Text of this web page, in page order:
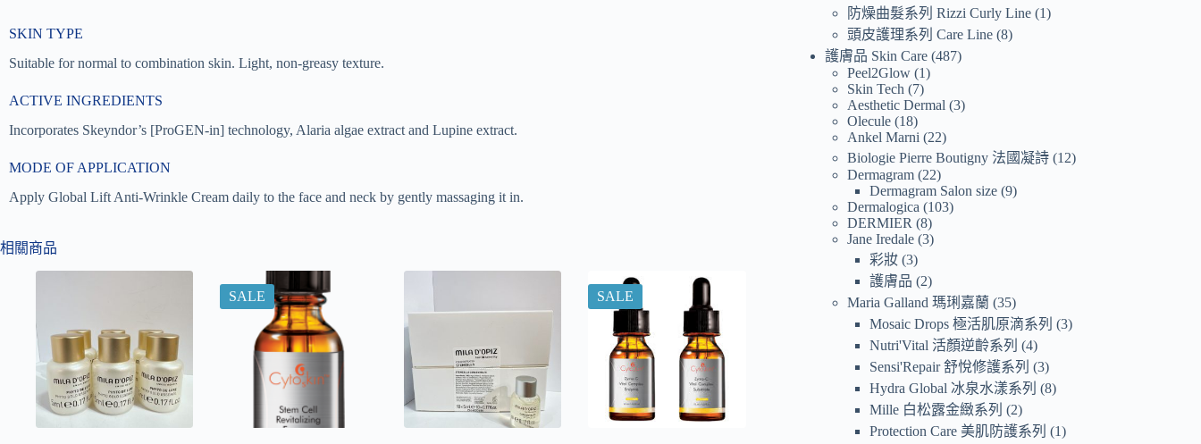
SKIN TYPE
Suitable for normal to combination skin. Light, non-greasy texture.
ACTIVE INGREDIENTS
Incorporates Skeyndor’s [ProGEN-in] technology, Alaria algae extract and Lupine extract.
MODE OF APPLICATION
Apply Global Lift Anti-Wrinkle Cream daily to the face and neck by gently massaging it in.
相關商品
SALE SALE
防燥曲髮系列 Rizzi Curly Line 1
頭皮護理系列 Care Line 8
護膚品 Skin Care 487
Peel2Glow 1
Skin Tech
7
Aesthetic Dermal 3
Olecule 18
Ankel Marni
22
Biologie Pierre Boutigny 法國凝詩 12
Dermagram 22
Dermagram Salon size 9
Dermalogica
103
DERMIER
8
Jane Iredale 3
彩妝 3
護膚品
2
Maria Galland 瑪琍嘉蘭 35
Mosaic Drops 極活肌原滴系列
3
Nutri'Vital 活顏逆齡系列
4
Sensi'Repair 舒悅修護系列
3
Hydra Global 冰泉水漾系列
8
Mille 白松露金緻系列
2
Protection Care 美肌防護系列
1